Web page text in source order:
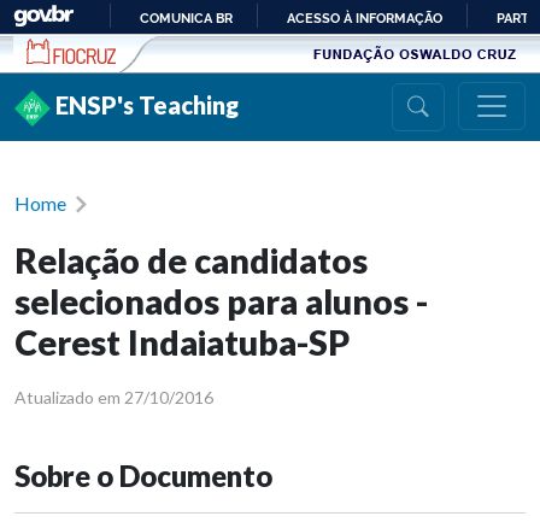
Ir para conteúdo
PARA
COMUNICA BR ACESSO À INFORMAÇÃO
ENSP's Teaching
Home
Relação de candidatos
selecionados para alunos -
Cerest Indaiatuba-SP
Atualizado em 27/10/2016
Sobre o Documento